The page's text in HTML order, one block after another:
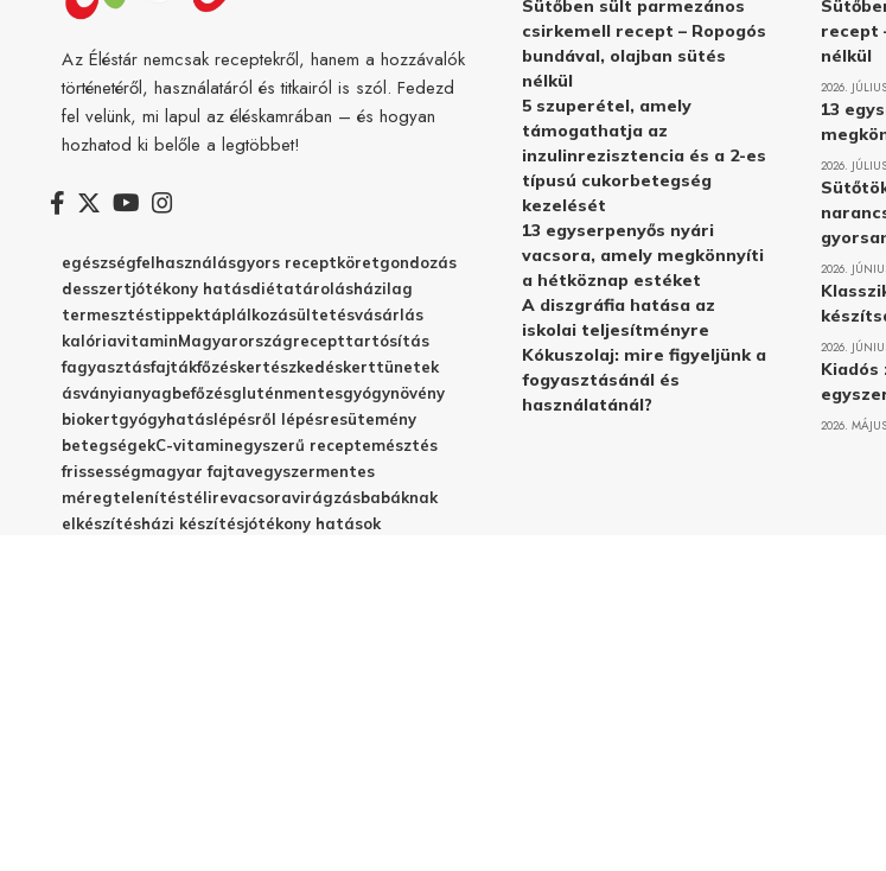
Az Éléstár nemcsak receptekről, hanem a hozzávalók
történetéről, használatáról és titkairól is szól. Fedezd
fel velünk, mi lapul az éléskamrában – és hogyan
hozhatod ki belőle a legtöbbet!
egészségfelhasználásgyors receptköretgondozás
desszertjótékony hatásdiétatárolásházilag
termesztéstippektáplálkozásültetésvásárlás
kalóriavitaminMagyarországrecepttartósítás
fagyasztásfajtákfőzéskertészkedéskerttünetek
ásványianyagbefőzésgluténmentesgyógynövény
biokertgyógyhatáslépésről lépésresütemény
betegségekC-vitaminegyszerű receptemésztés
frissességmagyar fajtavegyszermentes
méregtelenítéstélirevacsoravirágzásbabáknak
elkészítésházi készítésjótékony hatások
Sütőben sült parmezános
csirkemell recept – Ropogós
bundával, olajban sütés
nélkül
5 szuperétel, amely
támogathatja az
inzulinrezisztencia és a 2-es
típusú cukorbetegség
kezelését
13 egyserpenyős nyári
vacsora, amely megkönnyíti
a hétköznap estéket
A diszgráfia hatása az
iskolai teljesítményre
Kókuszolaj: mire figyeljünk a
fogyasztásánál és
használatánál?
recept
nélkül
2026.
13
2026.
2026.
2026.
Kiadós
2026.